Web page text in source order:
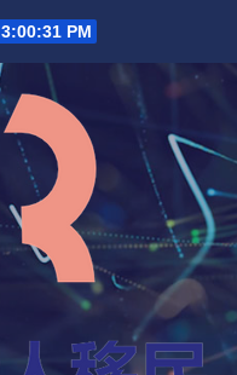
3:00:32 PM